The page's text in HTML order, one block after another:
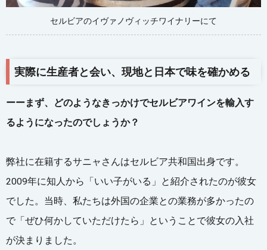
セルビアのイヴァノヴィッチワイナリーにて
実際に生産者と会い、現地と日本で味を確かめる
ーーまず、どのようなきっかけでセルビアワインを輸入す
るようになったのでしょうか？
弊社に在籍するサニャさんはセルビア共和国出身です。
2009年に知人から「いい子がいる」と紹介されたのが彼女
でした。当時、私たちは外国の企業との業務が多かったの
で「ぜひ何かしていただけたら」ということで彼女の入社
が決まりました。